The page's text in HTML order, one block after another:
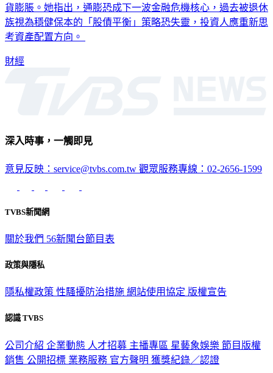
貨膨脹。她指出，通膨恐成下一波金融危機核心，過去被退休
族視為穩健保本的「股債平衡」策略恐失靈，投資人應重新思
考資產配置方向。
財經
深入時事，一觸即見
意見反映：service@tvbs.com.tw 觀眾服務專線：02-2656-1599
TVBS新聞網
關於我們 56新聞台節目表
政策與隱私
隱私權政策 性騷擾防治措施 網站使用協定 版權宣告
認識 TVBS
公司介紹 企業動態 人才招募 主播專區 星藝象娛樂 節目版權
銷售 公開招標 業務服務 官方聲明 獲獎紀錄／認證